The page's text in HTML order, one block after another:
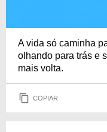
A vida só caminha
olhando para trás e
mais volta.
COPIAR